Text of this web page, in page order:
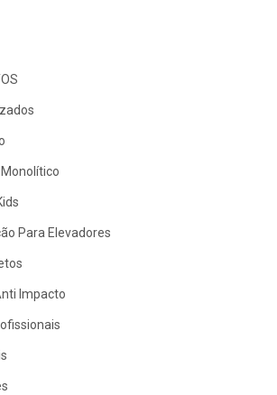
Para Elevadores
Impacto